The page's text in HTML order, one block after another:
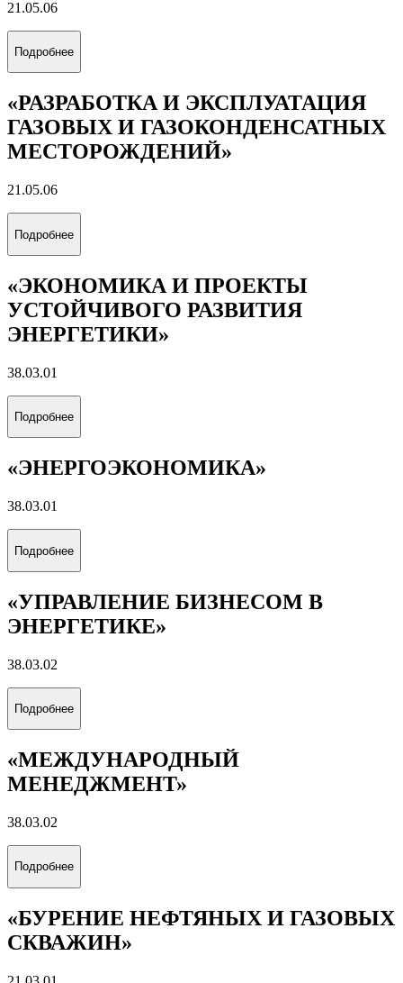
Все альбомы
Направления обучения
(специальность)
Выберите направление обучения, которое соответствует
вашим интересам
«ЦИФРОВОЙ ГЕОИНЖИНИРИНГ»
«ТЕХНОЛОГИЯ БУРЕНИЯ
НЕФТЯНЫХ И ГАЗОВЫХ СКВАЖИН
НА СУШЕ И МОРЕ»
Подробнее
«РАЗРАБОТКА И ЭКСПЛУАТАЦИЯ
НЕФТЯНЫХ МЕСТОРОЖДЕНИЙ»
Подробнее
«РАЗРАБОТКА И ЭКСПЛУАТАЦИЯ
ГАЗОВЫХ И ГАЗОКОНДЕНСАТНЫХ
МЕСТОРОЖДЕНИЙ»
21.05.06
Подробнее